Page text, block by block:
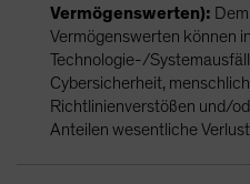
Vermögenswerten):
Vermögenswerten können
Technologie-/
Cybersicherheit,
Richtlinienverstößen und/
Anteilen wesentliche